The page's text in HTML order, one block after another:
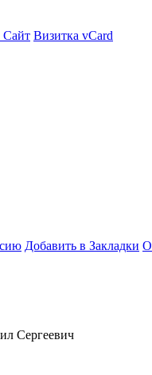
Сайт Визитка vCard
Добавить в Закладки
Сергеевич